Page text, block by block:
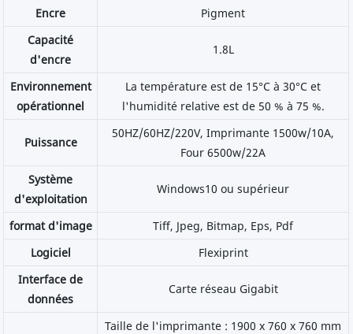
Encre
Pigment
Capacité
d'encre
1.8L
Environnement
opérationnel
La température est de 15°C à 30°C et
l'humidité relative est de 50 % à 75 %.
Puissance
50HZ/60HZ/220V, Imprimante 1500w/10A,
Four 6500w/22A
Système
d'exploitation
Windows10 ou supérieur
format d'image
Tiﬀ, Jpeg, Bitmap, Eps, Pdf
Logiciel
Flexiprint
Interface de
données
Carte réseau Gigabit
Taille de l'imprimante : 1900 x 760 x 760 mm